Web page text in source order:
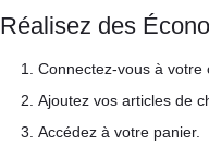
Réalisez des
Connectez-vous à votre
Ajoutez vos articles de
Accédez à votre panier.